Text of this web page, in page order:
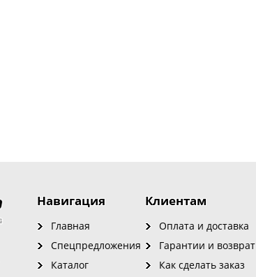
Навигация
Главная
Спецпредложения
Каталог
Клиентам
Оплата и доставка
Гарантии и возврат
Как сделать заказ